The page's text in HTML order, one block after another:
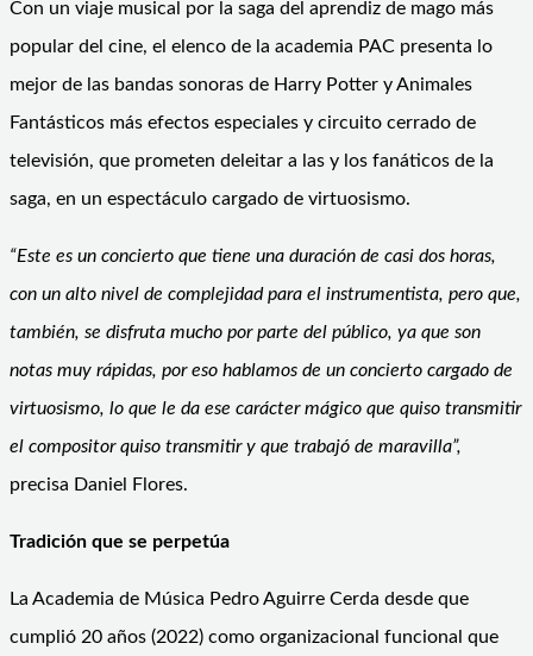
Con un viaje musical por la saga del aprendiz de mago más
popular del cine, el elenco de la academia PAC presenta lo
mejor de las bandas sonoras de Harry Potter y Animales
Fantásticos más efectos especiales y circuito cerrado de
televisión, que prometen deleitar a las y los fanáticos de la
saga, en un espectáculo cargado de virtuosismo.
“Este es un concierto que tiene una duración de casi dos horas,
con un alto nivel de complejidad para el instrumentista, pero que,
también, se disfruta mucho por parte del público, ya que son
notas muy rápidas, por eso hablamos de un concierto cargado de
virtuosismo, lo que le da ese carácter mágico que quiso transmitir
el compositor quiso transmitir y que trabajó de maravilla”,
precisa Daniel Flores.
Tradición que se perpetúa
La Academia de Música Pedro Aguirre Cerda desde que
cumplió 20 años (2022) como organizacional funcional que